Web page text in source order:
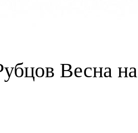
Весна на